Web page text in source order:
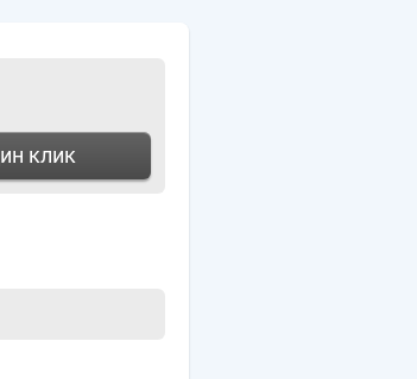
клик